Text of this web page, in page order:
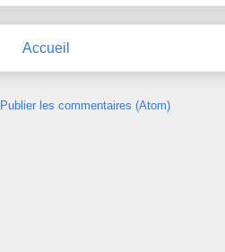
Accueil
Publier les commentaires (Atom)